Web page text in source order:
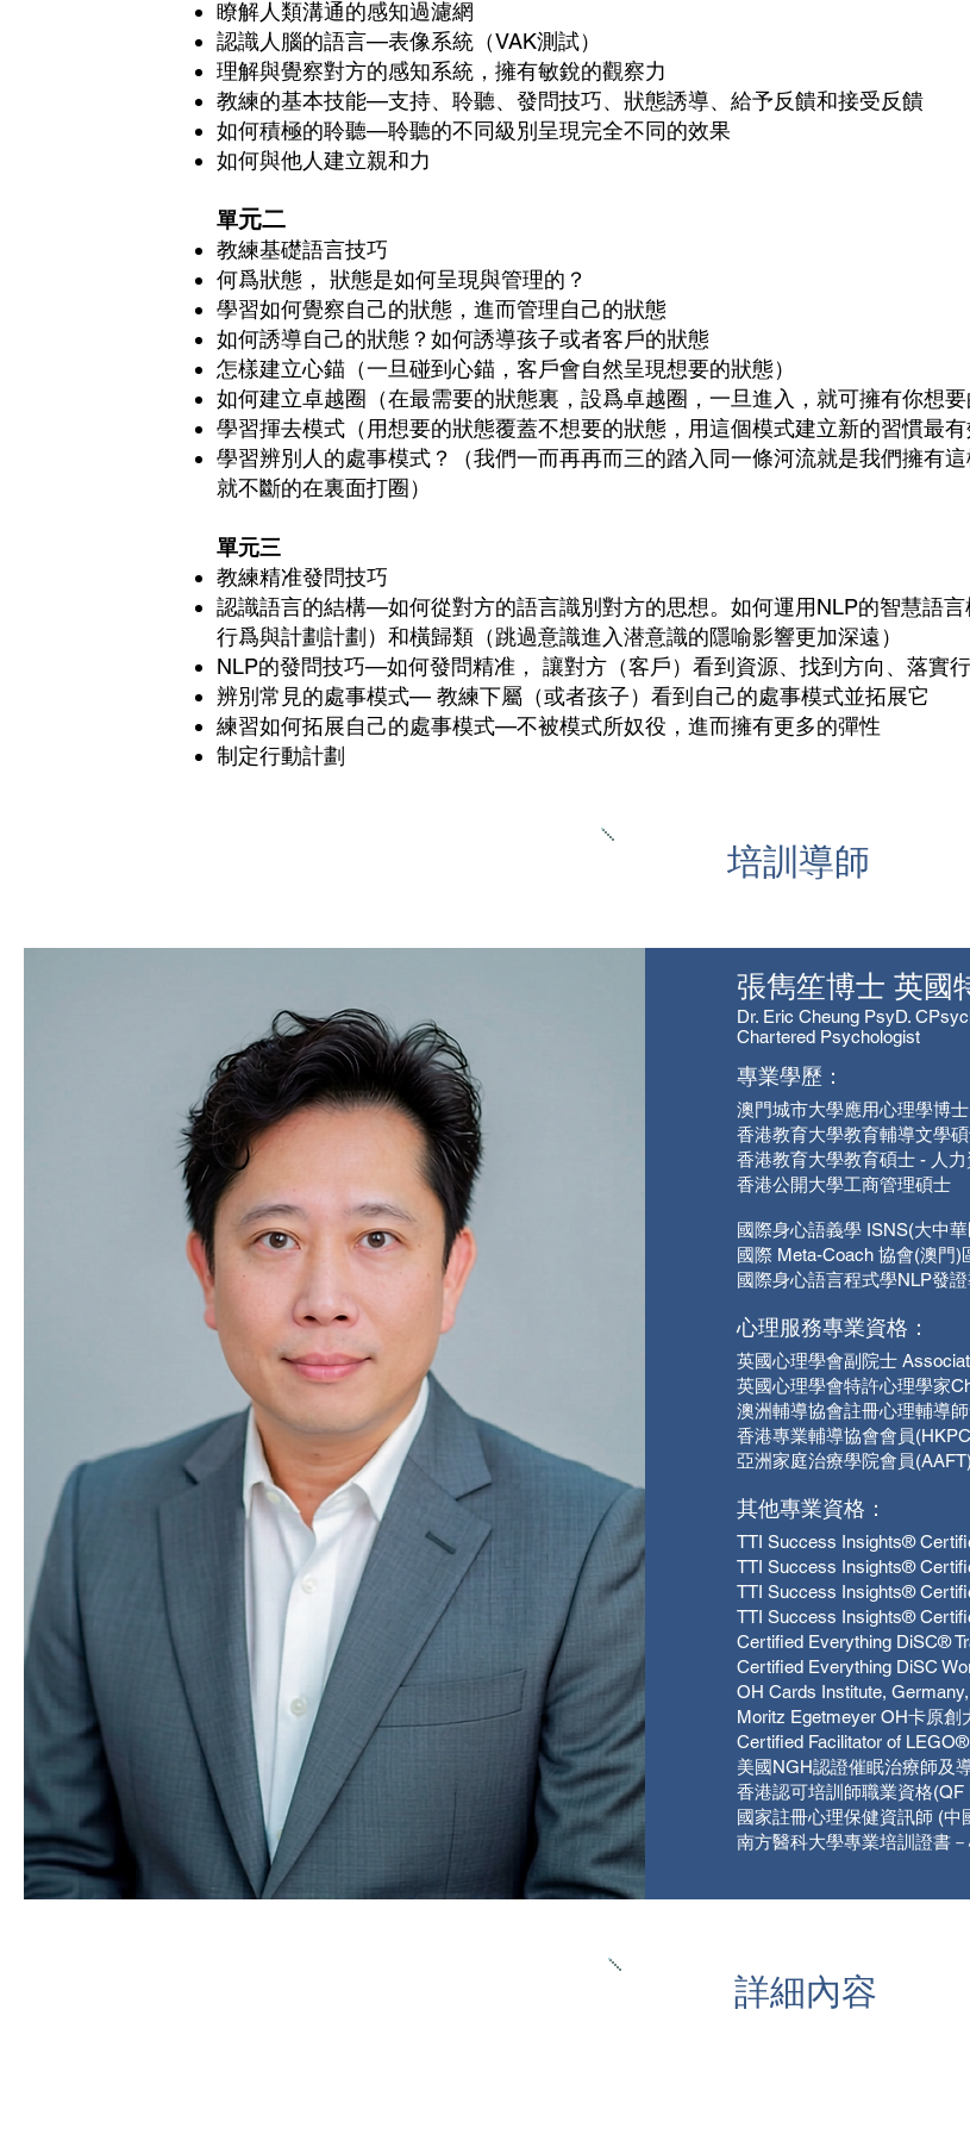
瞭解人類溝通的感知過濾網
認識人腦的語言—表像系統（VAK測試）
理解與覺察對方的感知系統，擁有敏銳的觀察力
教練的基本技能—支持、聆聽、發問技巧、狀態誘導、給予反饋和接受反饋
如何積極的聆聽—聆聽的不同級別呈現完全不同的效果
如何與他人建立親和力
單元二
教練基礎語言技巧
何爲狀態， 狀態是如何呈現與管理的？
學習如何覺察自己的狀態，進而管理自己的狀態
如何誘導自己的狀態？如何誘導孩子或者客戶的狀態
怎樣建立心錨（一旦碰到心錨，客戶會自然呈現想要的狀態）
如何建立卓越圈（在最需要的狀態裏，設爲卓越圈，一旦進入，就可擁有你想要
學習揮去模式（用想要的狀態覆蓋不想要的狀態，用這個模式建立新的習慣最有
學習辨別人的處事模式？（我們一而再再而三的踏入同一條河流就是我們擁有
就不斷的在裏面打圈）
​單元三
教練精准發問技巧
認識語言的結構—如何從對方的語言識別對方的思想。如何運用NLP的智慧語
行爲與計劃計劃）和橫歸類（跳過意識進入潜意識的隱喻影響更加深遠）
NLP的發問技巧—如何發問精准， 讓對方（客戶）看到資源、找到方向、落實
辨別常見的處事模式— 教練下屬（或者孩子）看到自己的處事模式並拓展它
練習如何拓展自己的處事模式—不被模式所奴役，進而擁有更多的彈性
制定行動計劃
​培訓導師
張雋笙博士 英國
Dr. Eric Cheung PsyD.
Chartered Psychologist
專業學歷：
澳門城市大學應用心理學博士
香港教育大學教育輔導文學
香港教育大學教育碩士 - 人
香港公開大學工商管理碩士
國際身心語義學 ISNS(大中
國際 Meta-Coach 協會(澳門)
國際身心語言程式學NLP發
心理服務專業資格：
英國心理學會副院士
英國心理學會特許心理學家
澳洲輔導協會註冊心理輔導
香港專業輔導協會會員
亞洲家庭治療學院會員(AAFT)
其他專業資格：
TTI Success Insights®
TTI Success Insights®
TTI Success Insights®
TTI Success Insights®
Certified Everything DiSC®
Certified Everything DiSC
OH Cards Institute,
Moritz Egetmeyer OH卡原創
Certified Facilitator of
美國NGH認證催眠治療師及
香港認可培訓師職業資格(QF
國家註冊心理保健資訊師 (
南方醫科大學專業培訓證書
​詳細內容